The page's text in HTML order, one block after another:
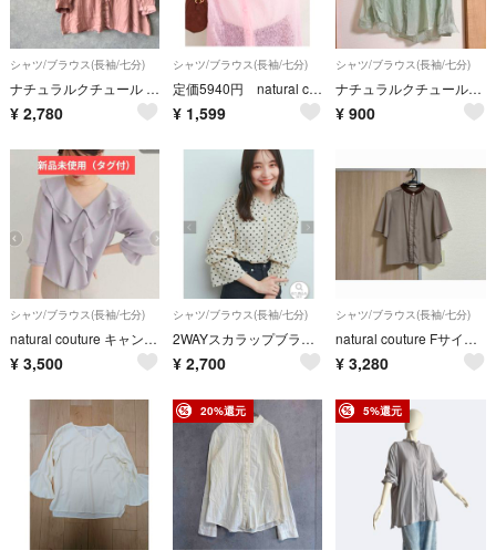
シャツ/ブラウス(長袖/七分)
ナチュラルクチュール ブラウス シャツ7分袖【F】バンドカラー ギャザー とろみ
¥ 2,780
シャツ/ブラウス(長袖/七分)
定価5940円 natural couture 衿付きデザインスリーブニット
¥ 1,599
シャツ/ブラウス(長袖/七分)
ナチュラルクチュール★シアーシャツ
¥ 900
シャツ/ブラウス(長袖/七分)
natural couture キャンディスリーブブラウス
¥ 3,500
シャツ/ブラウス(長袖/七分)
2WAYスカラップブラウス ナチュラルクチュール
¥ 2,700
シャツ/ブラウス(長袖/七分)
natural couture Fサイズ フリーサイズ ブラウス 五部丈 茶色
¥ 3,280
20%還元 5%還元